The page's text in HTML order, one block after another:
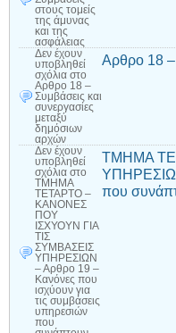
στους τομείς
της άμυνας
και της
ασφάλειας
Δεν έχουν
υποβληθεί
σχόλια στο
Αρθρο 18 –
Συμβάσεις και
συνεργασίες
μεταξύ
δημόσιων
αρχών
Αρθρο 18 –
Δεν έχουν
υποβληθεί
σχόλια στο
ΤΜΗΜΑ
ΤΕΤΑΡΤΟ –
ΚΑΝΟΝΕΣ
ΠΟΥ
ΙΣΧΥΟΥΝ ΓΙΑ
ΤΙΣ
ΣΥΜΒΑΣΕΙΣ
ΥΠΗΡΕΣΙΩΝ
– Αρθρο 19 –
Κανόνες που
ισχύουν για
τις συμβάσεις
υπηρεσιών
που
ΤΜΗΜΑ
ΥΠΗΡΕΣΙΩΝ
που